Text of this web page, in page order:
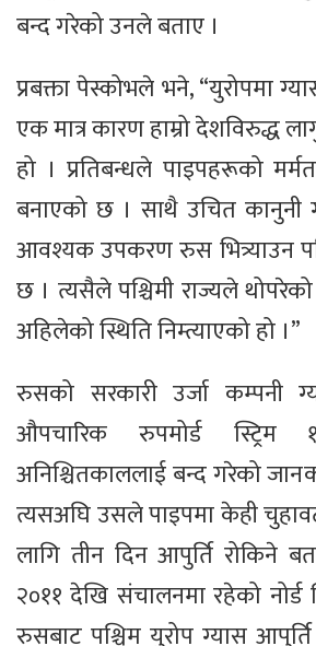
बन्द गरेको उनले बताए ।
प्रबक्ता पेस्कोभले भने, “युरोपमा
एक मात्र कारण हाम्रो देशविरुद्ध
हो । प्रतिबन्धले पाइपहरूको
बनाएको छ । साथै उचित कानुनी
आवश्यक उपकरण रुस भित्र्याउन
छ । त्यसैले पश्चिमी राज्यले
अहिलेको स्थिति निम्त्याएको हो ।”
रुसको सरकारी उर्जा कम्पनी
औपचारिक रुपमोर्ड
अनिश्चितकाललाई बन्द गरेको
त्यसअघि उसले पाइपमा केही
लागि तीन दिन आपुर्ति रोकिने
२०११ देखि संचालनमा रहेको नोर्ड
रुसबाट पश्चिम युरोप ग्यास